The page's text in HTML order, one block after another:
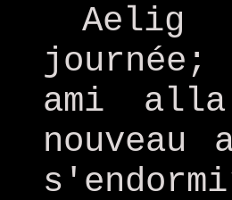
Aelig
ami